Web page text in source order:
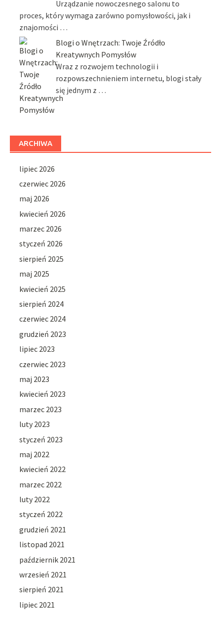
Urządzanie nowoczesnego salonu to
proces, który wymaga zarówno pomysłowości, jak i
znajomości …
Blogi o Wnętrzach: Twoje Źródło
Kreatywnych Pomysłów
Wraz z rozwojem technologii i
rozpowszechnieniem internetu, blogi stały
się jednym z …
ARCHIWA
lipiec 2026
czerwiec 2026
maj 2026
kwiecień 2026
marzec 2026
styczeń 2026
sierpień 2025
maj 2025
kwiecień 2025
sierpień 2024
czerwiec 2024
grudzień 2023
lipiec 2023
czerwiec 2023
maj 2023
kwiecień 2023
marzec 2023
luty 2023
styczeń 2023
maj 2022
kwiecień 2022
marzec 2022
luty 2022
styczeń 2022
grudzień 2021
listopad 2021
październik 2021
wrzesień 2021
sierpień 2021
lipiec 2021